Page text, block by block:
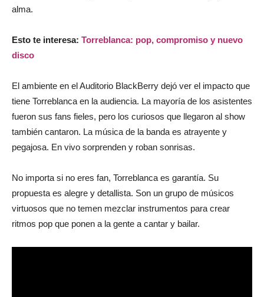
alma.
Esto te interesa: Torreblanca: pop, compromiso y nuevo
disco
El ambiente en el Auditorio BlackBerry dejó ver el impacto que
tiene Torreblanca en la audiencia. La mayoría de los asistentes
fueron sus fans fieles, pero los curiosos que llegaron al show
también cantaron. La música de la banda es atrayente y
pegajosa. En vivo sorprenden y roban sonrisas.
No importa si no eres fan, Torreblanca es garantía. Su
propuesta es alegre y detallista. Son un grupo de músicos
virtuosos que no temen mezclar instrumentos para crear
ritmos pop que ponen a la gente a cantar y bailar.